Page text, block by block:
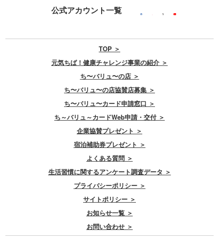
公式アカウント一覧
TOP ＞
元気ちば！健康チャレンジ事業の紹介 ＞
ち〜バリュ〜の店 ＞
ち〜バリュ〜の店協賛店募集 ＞
ち〜バリュ〜カード申請窓口 ＞
ち～バリュ～カードWeb申請・交付 ＞
企業協賛プレゼント ＞
宿泊補助券プレゼント ＞
よくある質問 ＞
生活習慣に関するアンケート調査データ ＞
プライバシーポリシー ＞
サイトポリシー ＞
お知らせ一覧 ＞
お問い合わせ ＞